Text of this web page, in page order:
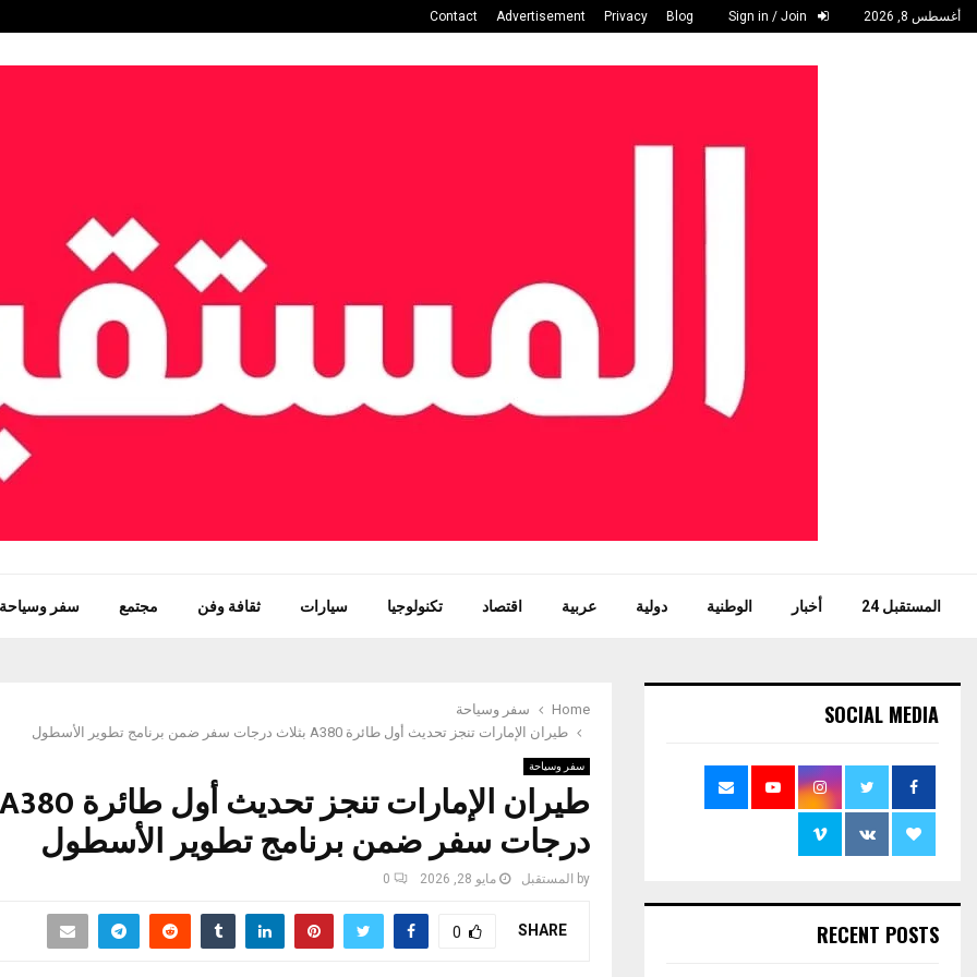
أغسطس 8, 2026 Blog
Privacy
Advertisement
Contact
المستقبل 24 أخبار الوطنية دولية عربية اقتصاد تكنولوجيا سيارات ثقافة وفن مجتمع سفر وسياحة
Home
سفر وسياحة
طيران الإمارات تنجز تحديث أول طائرة A380 بثلاث درجات سفر ضمن برنامج تطوير الأسطول
سفر وسياحة
درجات سفر ضمن برنامج تطوير الأسطول
by المستقبل مايو 28, 2026 0
SHARE
0
SOCIAL MEDIA
RECENT POSTS